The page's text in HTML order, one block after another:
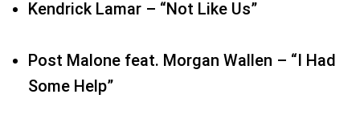
Shaboozey – “A Bar Song (Tipsy)”